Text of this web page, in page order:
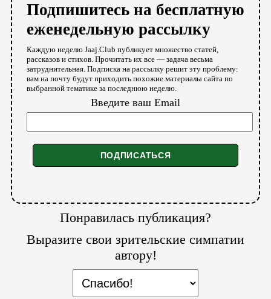
Подпишитесь на бесплатную
еженедельную рассылку
Каждую неделю Jaaj.Club публикует множество статей,
рассказов и стихов. Прочитать их все — задача весьма
затруднительная. Подписка на рассылку решит эту проблему:
вам на почту будут приходить похожие материалы сайта по
выбранной тематике за последнюю неделю.
Введите ваш Email
Понравилась публикация?
Выразите свои зрительские симпатии
автору!